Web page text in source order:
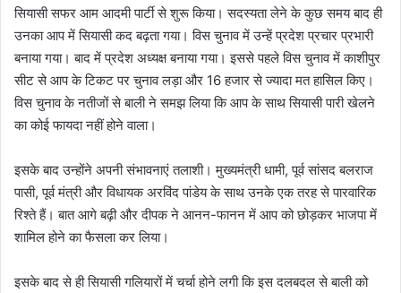
सियासी सफर आम आदमी पार्टी से शुरू किया। सदस्यता लेने के कुछ समय बाद ही
उनका आप में सियासी कद बढ़ता गया। विस चुनाव में उन्हें प्रदेश प्रचार प्रभारी
बनाया गया। बाद में प्रदेश अध्यक्ष बनाया गया। इससे पहले विस चुनाव में काशीपुर
सीट से आप के टिकट पर चुनाव लड़ा और 16 हजार से ज्यादा मत हासिल किए।
विस चुनाव के नतीजों से बाली ने समझ लिया कि आप के साथ सियासी पारी खेलने
का कोई फायदा नहीं होने वाला।
इसके बाद उन्होंने अपनी संभावनाएं तलाशी। मुख्यमंत्री धामी, पूर्व सांसद बलराज
पासी, पूर्व मंत्री और विधायक अरविंद पांडेय के साथ उनके एक तरह से पारवारिक
रिश्ते हैं। बात आगे बढ़ी और दीपक ने आनन-फानन में आप को छोड़कर भाजपा में
शामिल होने का फैसला कर लिया।
इसके बाद से ही सियासी गलियारों में चर्चा होने लगी कि इस दलबदल से बाली को